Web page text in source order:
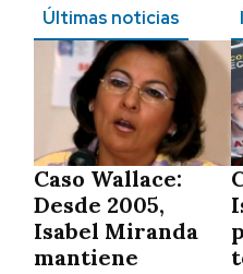
Últimas noticias
Caso Wallace:
Desde 2005,
Isabel Miranda
mantiene